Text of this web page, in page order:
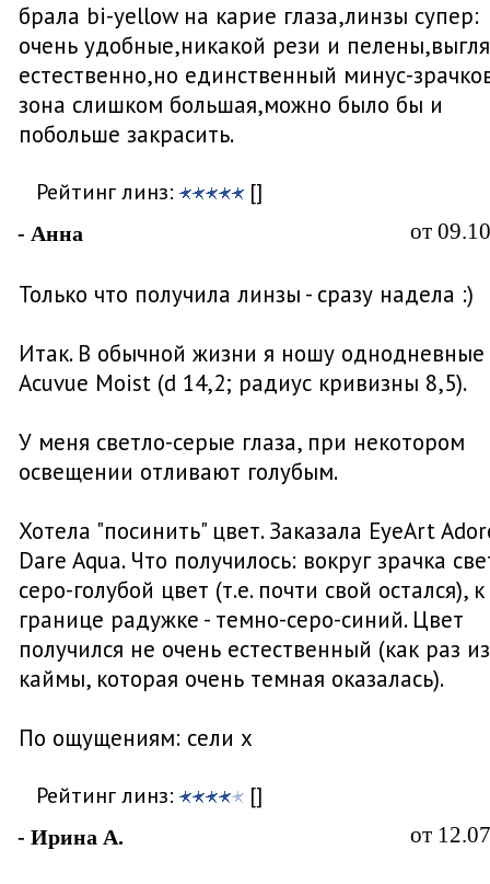
брала bi-yellow на карие глаза,линзы супер:
очень удобные,никакой рези и
естественно,но единственный минус-
зона слишком большая,можно было бы и
побольше закрасить.
Рейтинг линз: []
- Анна от
Только что получила линзы - сразу надела :)
Итак. В обычной жизни я ношу однодневные
Acuvue Moist (d 14,2; радиус кривизны 8,5).
У меня светло-серые глаза, при некотором
освещении отливают голубым.
Хотела "посинить" цвет. Заказала EyeArt
Dare Aqua. Что получилось: вокруг зрачка
серо-голубой цвет (т.е. почти свой остался), к
границе радужке - темно-серо-синий. Цвет
получился не очень естественный (как раз
каймы, которая очень темная оказалась).
По ощущениям: сели х
Рейтинг линз: []
- Ирина А. от